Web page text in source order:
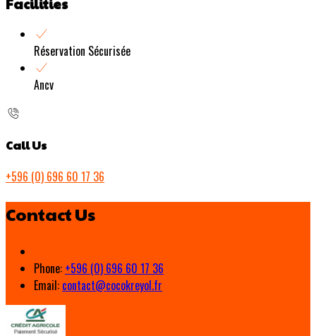
Réservation Sécurisée
Ancv
Call Us
+596 (0) 696 60 17 36
Contact Us
Phone: +596 (0) 696 60 17 36
Email: contact@cocokreyol.fr